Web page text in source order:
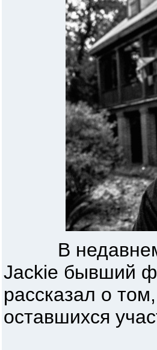
В недавнем
Jackie бывший
рассказал о
оставшихся